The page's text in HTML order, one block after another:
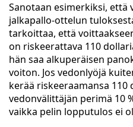
Sanotaan esimerkiksi, että
jalkapallo-ottelun
tarkoittaa, että
on riskeerattava 110
hän saa alkuperäisen
voiton. Jos vedonlyöjä
kerää riskeeraamansa 110
vedonvälittäjän perimä 10
vaikka pelin lopputulos ei